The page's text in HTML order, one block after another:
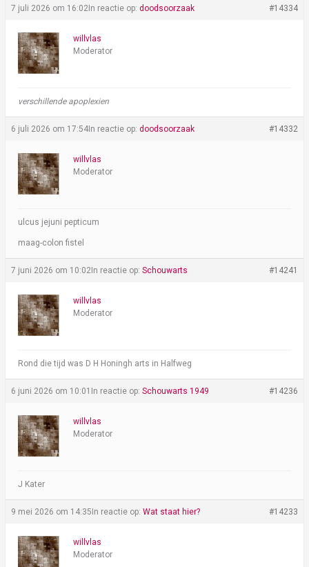
7 juli 2026 om 16:02In reactie op:doodsoorzaak #14334
willvlas
Moderator
verschillende apoplexien
6 juli 2026 om 17:54In reactie op:doodsoorzaak #14332
willvlas
Moderator
ulcus jejuni pepticum
maag-colon fistel
7 juni 2026 om 10:02In reactie op:Schouwarts #14241
willvlas
Moderator
Rond die tijd was D H Honingh arts in Halfweg
6 juni 2026 om 10:01 In reactie op:Schouwarts 1949 #14236
willvlas
Moderator
J Kater
9 mei 2026 om 14:35In reactie op:Wat staat hier? #14233
willvlas
Moderator